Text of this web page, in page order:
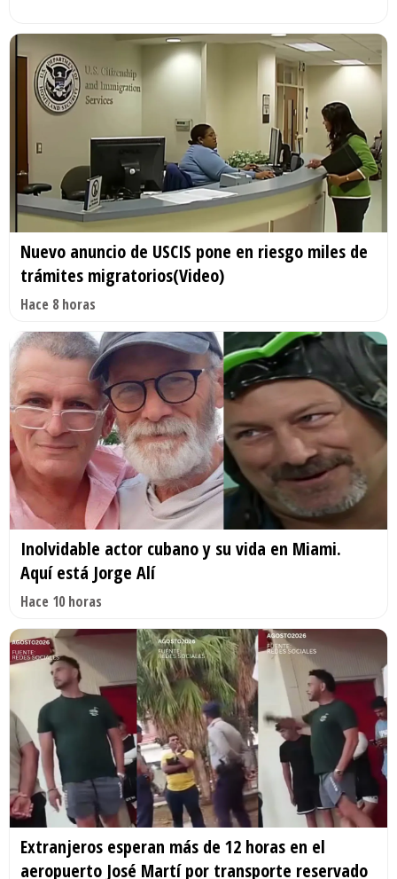
Nuevo anuncio de USCIS pone en riesgo miles de
trámites migratorios(Video)
Hace 8 horas
Inolvidable actor cubano y su vida en Miami.
Aquí está Jorge Alí
Hace 10 horas
Extranjeros esperan más de 12 horas en el
aeropuerto José Martí por transporte reservado